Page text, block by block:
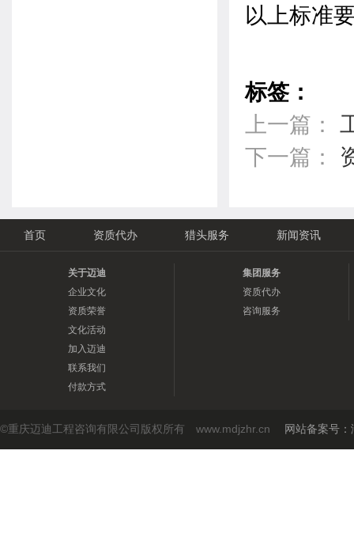
以上标准
标签：
上一篇：
下一篇：
首页 资质代办 猎头服务 新闻资讯
关于迈迪
企业文化
资质荣誉
文化活动
加入迈迪
联系我们
付款方式
集团服务
资质代办
咨询服务
©重庆迈迪工程咨询有限公司版权所有 www.mdjzhr.cn 网站备案号